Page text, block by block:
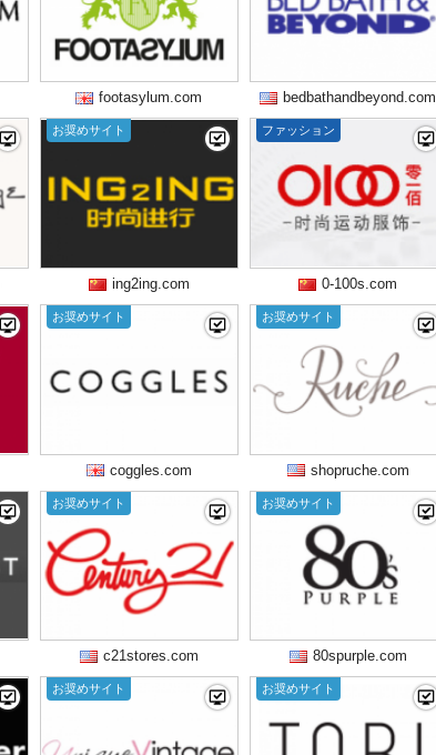
footasylum.com bedbathandbeyond.com
お奨めサイト
ing2ing.com
ファッション
0-100s.com
お奨めサイト
coggles.com
お奨めサイト
shopruche.com
お奨めサイト
c21stores.com
お奨めサイト
80spurple.com
お奨めサイト お奨めサイト